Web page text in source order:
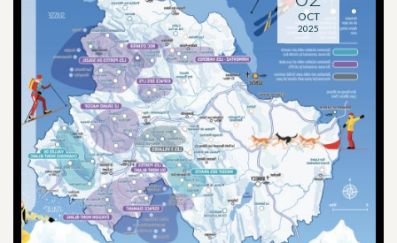
OCT
2025